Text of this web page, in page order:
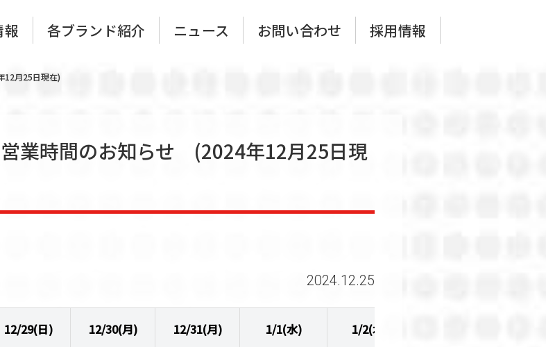
報
グループ会社概要
各ブランド紹介 ニュース お問い合わせ 採用情報
12月25日現在)
業時間のお知らせ (2024年12月25日現
2024.12.25
12/29(日) 12/30(月) 12/31(月) 1/1(水) 1/2(木)